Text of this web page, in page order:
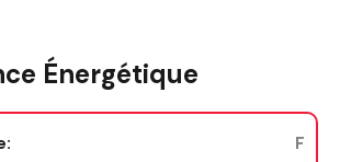
Énergétique
F